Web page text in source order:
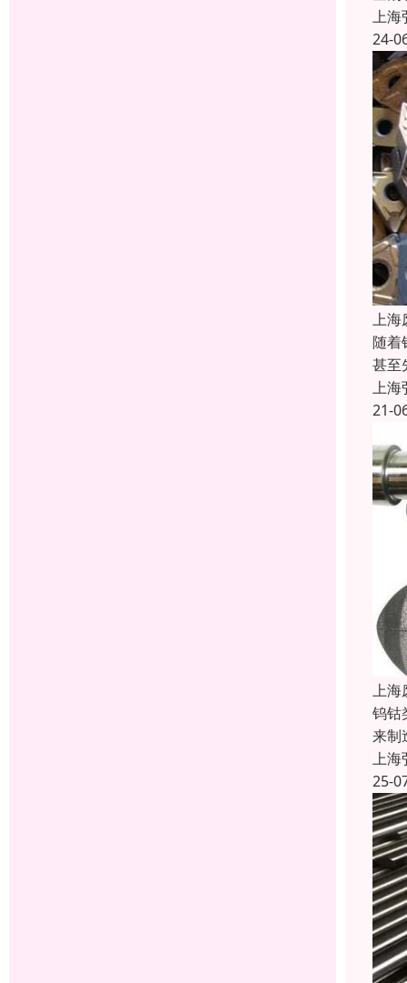
上海
24-
上海
随着
甚至
上海
21-
上海
钨钴
来制
上海
25-